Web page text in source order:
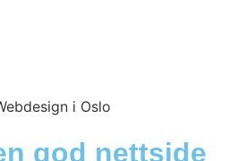
god nettside